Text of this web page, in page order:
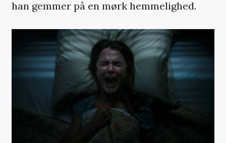
han gemmer på en mørk hemmelighed.